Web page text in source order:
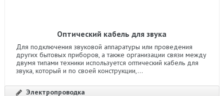
Оптический кабель для звука
Для подключения звуковой аппаратуры или проведения
других бытовых приборов, а также организации связи между
двумя типами техники используется оптический кабель для
звука, который и по своей конструкции,...
Электропроводка